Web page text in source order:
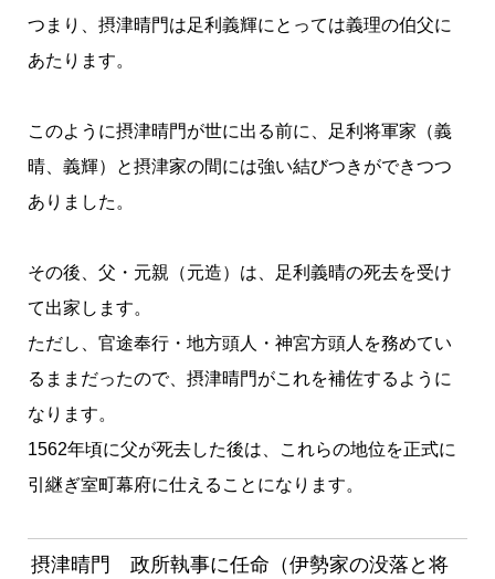
つまり、摂津晴門は足利義輝にとっては義理の伯父に
あたります。
このように摂津晴門が世に出る前に、足利将軍家（義
晴、義輝）と摂津家の間には強い結びつきができつつ
ありました。
その後、父・元親（元造）は、足利義晴の死去を受け
て出家します。
ただし、官途奉行・地方頭人・神宮方頭人を務めてい
るままだったので、摂津晴門がこれを補佐するように
なります。
1562年頃に父が死去した後は、これらの地位を正式に
引継ぎ室町幕府に仕えることになります。
摂津晴門 政所執事に任命（伊勢家の没落と将